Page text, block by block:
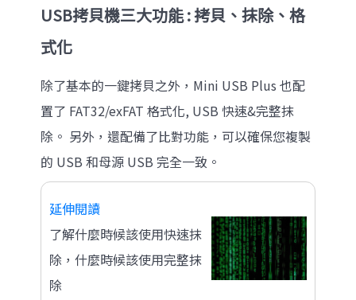
USB拷貝機三大功能 : 拷貝、抹除、格
式化
除了基本的一鍵拷貝之外，Mini USB Plus 也配
置了 FAT32/exFAT 格式化, USB 快速&完整抹
除。 另外，還配備了比對功能，可以確保您複製
的 USB 和母源 USB 完全一致。
延伸閱讀
了解什麼時候該使用快速抹
除，什麼時候該使用完整抹
除